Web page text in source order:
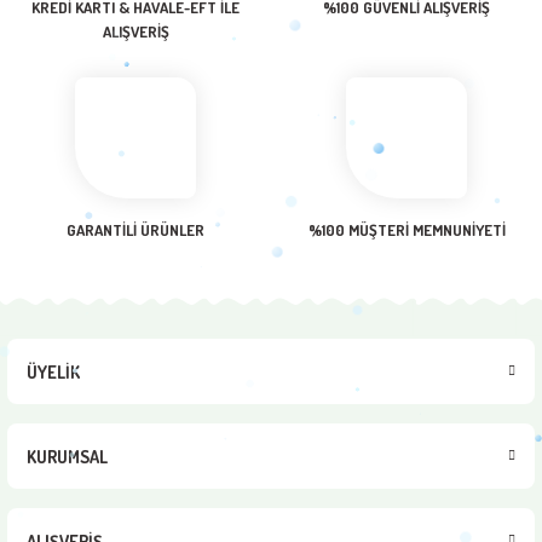
Bu ürüne benzer farklı alternatifler olmalı.
KREDİ KARTI & HAVALE-EFT İLE
ALIŞVERİŞ
%100 GÜVENLİ ALIŞVERİŞ
GARANTİLİ ÜRÜNLER %100 MÜŞTERİ MEMNUNİYETİ
ÜYELİK
KURUMSAL